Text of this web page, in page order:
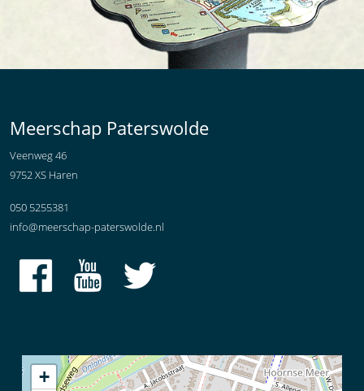
Meerschap Paterswolde
Veenweg 46
9752 XS Haren
050 5255381
info@meerschap-paterswolde.nl
+